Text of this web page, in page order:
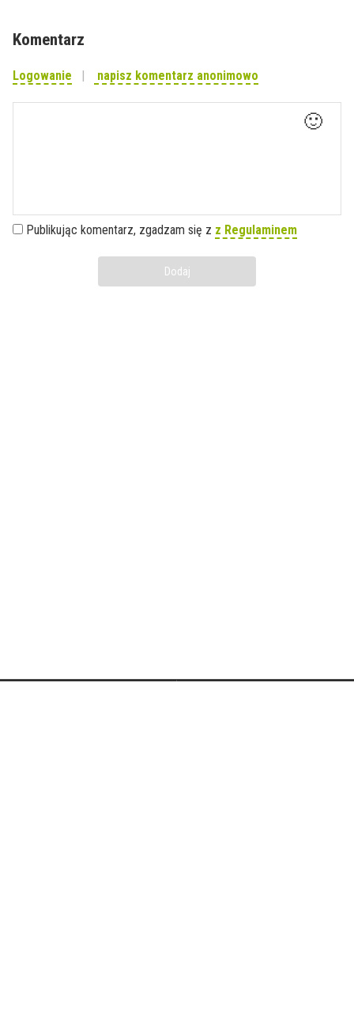
Komentarz
Logowanie napisz komentarz anonimowo
🙂
Publikując komentarz, zgadzam się z z Regulaminem
Dodaj